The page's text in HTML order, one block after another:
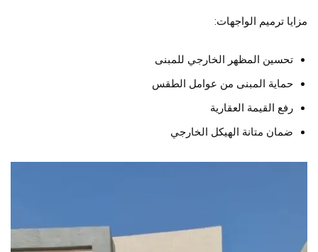
مزايا ترميم الواجهات:
تحسين المظهر الخارجي للمبنى
حماية المبنى من عوامل الطقس
رفع القيمة العقارية
ضمان متانة الهيكل الخارجي